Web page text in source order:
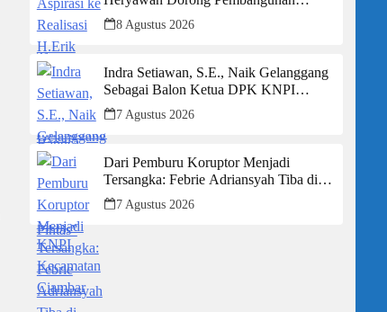
Infrastruktur Jalan Cikalong Bunder
8 Agustus 2026
Indra Setiawan, S.E., Naik Gelanggang
Sebagai Balon Ketua DPK KNPI
Kecamatan Ciambar
7 Agustus 2026
Dari Pemburu Koruptor Menjadi
Tersangka: Febrie Adriansyah Tiba di
Kejagung Berborgol, Bawa Map Biru
dan Senyum Penuh Teka-teki
7 Agustus 2026